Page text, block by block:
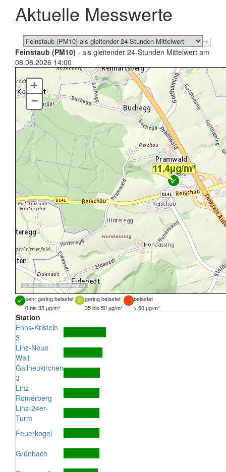
schließen
Aktuelle Messwerte
Feinstaub (PM10) - als gleitender 24-Stunden Mittelwert am
08.08.2026 14:00
Quellen: DORIS, basemap.at
+
–
sehr gering belastet gering belastet
belastet
0 bis 35 µg/m³
35 bis 50 µg/m³ > 50 µg/m³
Station
Enns-Kristein
3
Linz-Neue
Welt
Gallneukirchen
3
Linz-
Römerberg
Linz-24er-
Turm
Feuerkogel
Grünbach